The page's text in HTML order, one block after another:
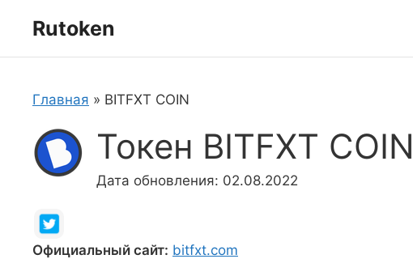
Rutoken
Главная » BITFXT COIN
Токен BITFXT
Дата обновления: 02.08.2022
Официальный сайт: bitfxt.com